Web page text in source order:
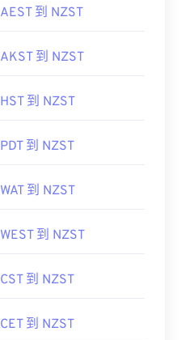
AEST 到 NZST
AKST 到 NZST
HST 到 NZST
PDT 到 NZST
WAT 到 NZST
WEST 到 NZST
CST 到 NZST
CET 到 NZST